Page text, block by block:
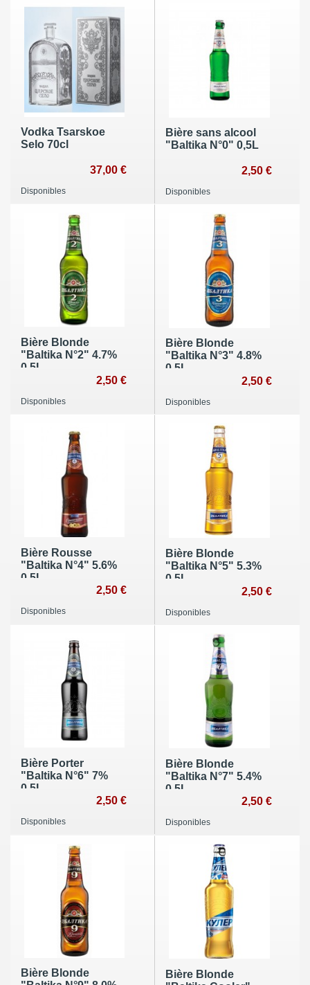
Vodka Tsarskoe
Selo 70cl
37,00 €
Disponibles
Bière sans alcool
"Baltika N°0" 0,5L
2,50 €
Disponibles
Bière Blonde
"Baltika N°2" 4.7%
0,5L
2,50 €
Disponibles
Bière Blonde
"Baltika N°3" 4.8%
0,5L
2,50 €
Disponibles
Bière Rousse
"Baltika N°4" 5.6%
0,5L
2,50 €
Disponibles
Bière Blonde
"Baltika N°5" 5.3%
0,5L
2,50 €
Disponibles
Bière Porter
"Baltika N°6" 7%
0,5L
2,50 €
Disponibles
Bière Blonde
"Baltika N°7" 5.4%
0,5L
2,50 €
Disponibles
Bière Blonde
Bière Blonde